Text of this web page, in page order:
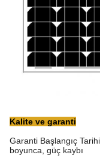
Kalite ve garanti
Garanti Başlangıç
boyunca, güç kaybı